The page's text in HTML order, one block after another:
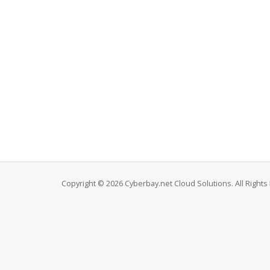
Copyright © 2026 Cyberbay.net Cloud Solutions. All Rights